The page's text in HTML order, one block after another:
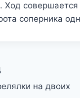
Ход
соперника
на двоих